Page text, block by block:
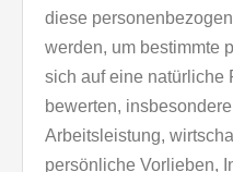
diese
werden, um bestimmte
sich auf eine natürliche
bewerten,
Arbeitsleistung,
persönliche Vorlieben,